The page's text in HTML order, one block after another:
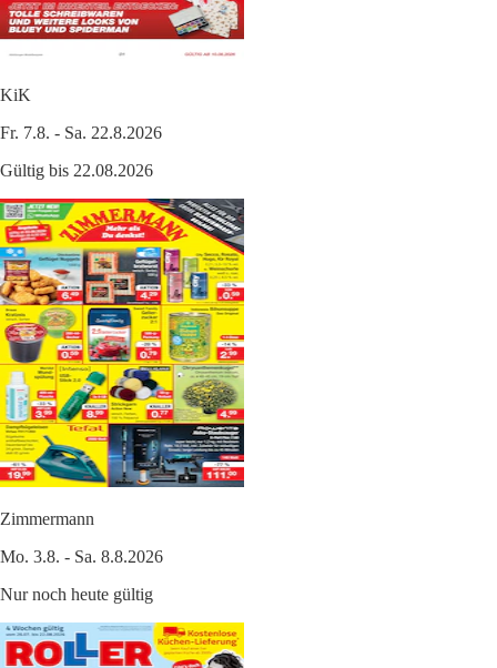
KiK
Fr. 7.8. - Sa. 22.8.2026
Gültig bis 22.08.2026
Zimmermann
Mo. 3.8. - Sa. 8.8.2026
Nur noch heute gültig